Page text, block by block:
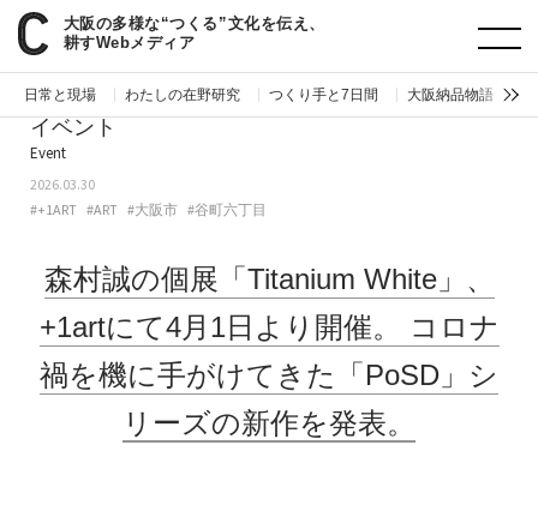
大阪の多様な“つくる”文化を伝え、
耕すWebメディア
日常と現場 わたしの在野研究 つくり手と7日間 大阪納品物語
paperC 今週のイベント
イベント
Event
2026.03.30
#+1ART #ART #大阪市 #谷町六丁目
森村誠の個展「Titanium White」、
+1artにて4月1日より開催。
コロナ
禍を機に手がけてきた「PoSD」シ
リーズの新作を発表。